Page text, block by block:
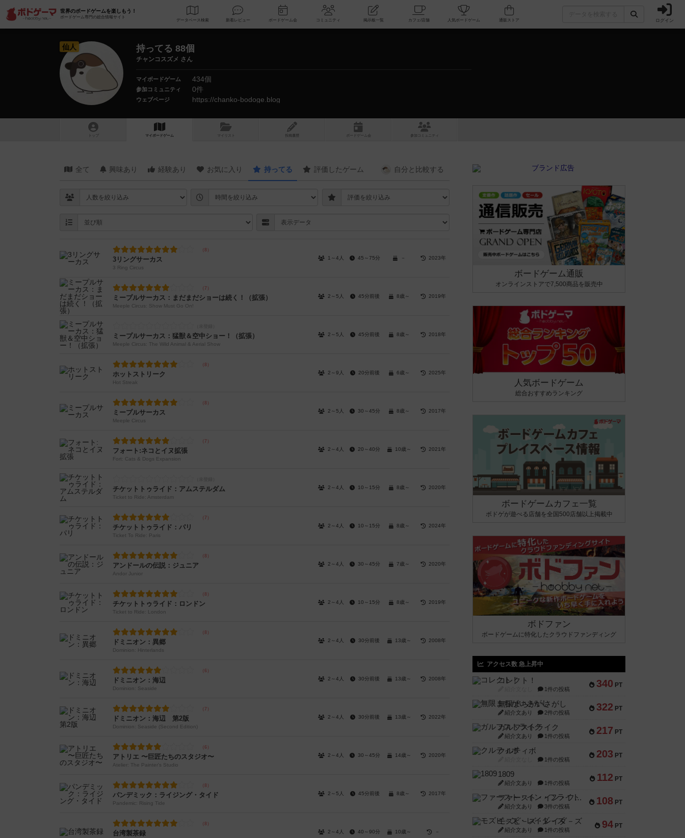
世界のボードゲームを楽しもう！
ボードゲーム専門の総合情報サイト
データベース 検索 新着レビュー ボードゲーム会 コミュニティ 掲示板一覧 カフェ/店舗 人気ボードゲーム ログイン
仙人 持ってる 88個
チャンコスズメ さん
マイボードゲーム 434個
参加コミュニティ 0件
ウェブページ https://chanko-bodoge.blog
トップ マイボードゲーム マイリスト 投稿履歴 ボ ドゲ ーム コミュニティ
全て 興味あり 経験あり お気に入り 持ってる 評価したゲーム 自分と 比較する
3リングサーカス
3 Ring Circus
1～4人 45～75分 － 2023年
ミープルサーカス：まだまだショーは続く！（拡張）
Meeple Circus: Show Must Go On!
2～5人 45分前後 8歳～ 2019年
ミープルサーカス：猛獣＆空中ショー！（拡張）
Meeple Circus: The Wild Animal & Aerial Show
2～5人 45分前後 8歳～ 2018年
ホットストリーク
Hot Streak
2～9人 20分前後 6歳～ 2025年
ミープルサーカス
Meeple Circus
2～5人 30～45分 8歳～ 2017年
フォート:ネコとイヌ拡張
Fort: Cats & Dogs Expansion
2～4人 20～40分 10歳～ 2021年
チケットトゥライド：アムステルダム
Ticket to Ride: Amsterdam
2～4人 10～15分 8歳～ 2020年
チケットトゥライド：パリ
Ticket To Ride: Paris
2～4人 10～15分 8歳～ 2024年
アンドールの伝説：ジュニア
Andor Junior
2～4人 30～45分 7歳～ 2020年
チケットトゥライド：ロンドン
Ticket to Ride: London
2～4人 10～15分 8歳～ 2019年
ドミニオン：異郷
Dominion: Hinterlands
2～4人 30分前後 13歳～ 2008年
ドミニオン：海辺
Dominion: Seaside
2～4人 30分前後 13歳～ 2008年
ドミニオン：海辺 第2版
Dominion: Seaside (Second Edition)
2～4人 30分前後 13歳～ 2022年
アトリエ 〜巨匠たちのスタジオ〜
Atelier: The Painter's Studio
2～4人 30～45分 14歳～ 2020年
パンデミック：ライジング・タイド
Pandemic: Rising Tide
2～5人 45分前後 8歳～ 2017年
台湾製茶録 2～4人 40～90分 10歳～ －
ボードゲーム通販
オンラインストアで7,500商品を販売中
人気ボードゲーム
総合おすすめランキング
ボードゲームカフェ一覧
ボドゲが遊べる店舗を全国500店舗以上掲載中
ボドファン
ボードゲームに特化したクラウドファンディング
アクセス数 急上昇中
340 PT
コレクト！
1件の投稿
322 PT
無限まちがいさがし
紹介文あり 2件の投稿
217 PT
ガルフストライク
紹介文あり 1件の投稿
203 PT
クルティボ
1件の投稿
112 PT
1809
紹介文あり 1件の投稿
108 PT
ファースト・イン・フライト
紹介文あり 3件の投稿
94 PT
モズビ－ズ・レイダ－ズ
紹介文あり 1件の投稿